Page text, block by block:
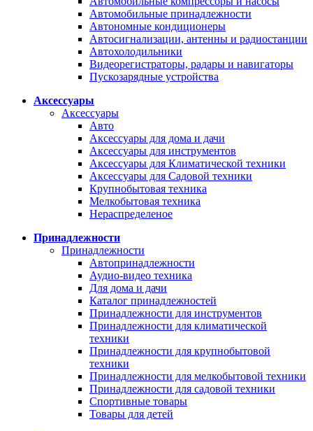
Автомобильные принадлежности
Автономные кондиционеры
Автосигнализации, антенны и радиостанции
Автохолодильники
Видеорегистраторы, радары и навигаторы
Пускозарядные устройства
Аксессуары
Аксессуары
Авто
Аксессуары для дома и дачи
Аксессуары для инструментов
Аксессуары для Климатической техники
Аксессуары для Садовой техники
Крупнобытовая техника
Мелкобытовая техника
Нераспределеное
Принадлежности
Принадлежности
Автопринадлежности
Аудио-видео техника
Для дома и дачи
Каталог принадлежностей
Принадлежности для инструментов
Принадлежности для климатической
техники
Принадлежности для крупнобытовой
техники
Принадлежности для мелкобытовой техники
Принадлежности для садовой техники
Спортивные товары
Товары для детей